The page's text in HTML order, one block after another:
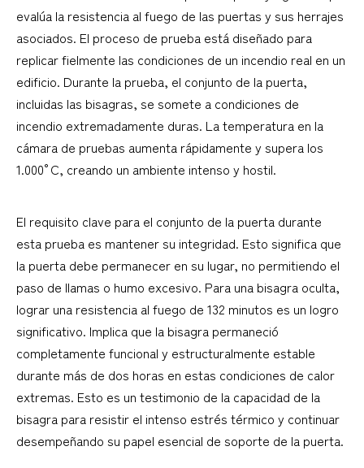
evalúa la resistencia al fuego de las puertas y sus herrajes
asociados. El proceso de prueba está diseñado para
replicar fielmente las condiciones de un incendio real en un
edificio. Durante la prueba, el conjunto de la puerta,
incluidas las bisagras, se somete a condiciones de
incendio extremadamente duras. La temperatura en la
cámara de pruebas aumenta rápidamente y supera los
1.000°C, creando un ambiente intenso y hostil.
El requisito clave para el conjunto de la puerta durante
esta prueba es mantener su integridad. Esto significa que
la puerta debe permanecer en su lugar, no permitiendo el
paso de llamas o humo excesivo. Para una bisagra oculta,
lograr una resistencia al fuego de 132 minutos es un logro
significativo. Implica que la bisagra permaneció
completamente funcional y estructuralmente estable
durante más de dos horas en estas condiciones de calor
extremas. Esto es un testimonio de la capacidad de la
bisagra para resistir el intenso estrés térmico y continuar
desempeñando su papel esencial de soporte de la puerta.